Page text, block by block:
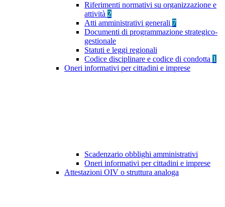
Riferimenti normativi su organizzazione e
attività 2
Atti amministrativi generali 7
Documenti di programmazione strategico-
gestionale
Statuti e leggi regionali
Codice disciplinare e codice di condotta 1
Oneri informativi per cittadini e imprese
Scadenzario obblighi amministrativi
Oneri informativi per cittadini e imprese
Attestazioni OIV o struttura analoga